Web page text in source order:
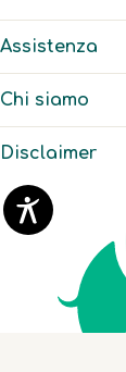
Assistenza
Chi siamo
Disclaimer